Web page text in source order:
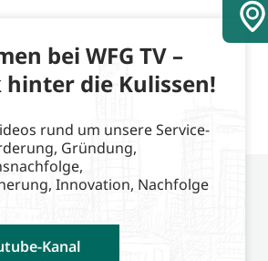
bei WFG TV –
hinter die Kulissen!
rund um unsere Service-
Gründung,
Innovation, Nachfolge
Kanal